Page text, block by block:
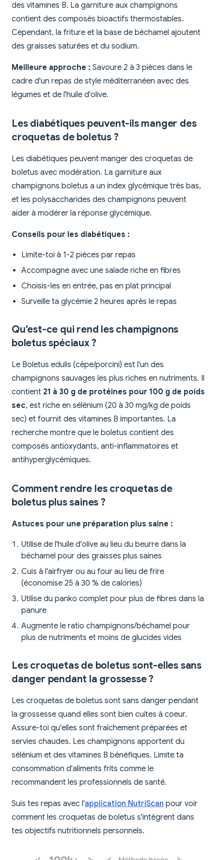
des vitamines B. La garniture aux champignons
contient des composés bioactifs thermostables.
Cependant, la friture et la base de béchamel ajoutent
des graisses saturées et du sodium.
Meilleure approche : Savoure 2 à 3 pièces dans le
cadre d'un repas de style méditerranéen avec des
légumes et de l'huile d'olive.
Les diabétiques peuvent-ils manger des
croquetas de boletus ?
Les diabétiques peuvent manger des croquetas de
boletus avec modération. La garniture aux
champignons boletus a un index glycémique très bas,
et les polysaccharides des champignons peuvent
aider à modérer la réponse glycémique.
Conseils pour les diabétiques :
Limite-toi à 1-2 pièces par repas
Accompagne avec une salade riche en fibres
Choisis-les en entrée, pas en plat principal
Surveille ta glycémie 2 heures après le repas
Qu'est-ce qui rend les champignons
boletus spéciaux ?
Le Boletus edulis (cèpe/porcini) est l'un des
champignons sauvages les plus riches en nutriments. Il
contient 21 à 30 g de protéines pour 100 g de poids
sec, est riche en sélénium (20 à 30 mg/kg de poids
sec) et fournit des vitamines B importantes. La
recherche montre que le boletus contient des
composés antioxydants, anti-inflammatoires et
antihyperglycémiques.
Comment rendre les croquetas de
boletus plus saines ?
Astuces pour une préparation plus saine :
Utilise de l'huile d'olive au lieu du beurre dans la
béchamel pour des graisses plus saines
Cuis à l'airfryer ou au four au lieu de frire
(économise 25 à 30 % de calories)
Utilise du panko complet pour plus de fibres dans la
panure
Augmente le ratio champignons/béchamel pour
plus de nutriments et moins de glucides vides
Les croquetas de boletus sont-elles sans
danger pendant la grossesse ?
Les croquetas de boletus sont sans danger pendant
la grossesse quand elles sont bien cuites à coeur.
Assure-toi qu'elles sont fraîchement préparées et
servies chaudes. Les champignons apportent du
sélénium et des vitamines B bénéfiques. Limite ta
consommation d'aliments frits comme le
recommandent les professionnels de santé.
Suis tes repas avec l'application NutriScan pour voir
comment les croquetas de boletus s'intègrent dans
tes objectifs nutritionnels personnels.